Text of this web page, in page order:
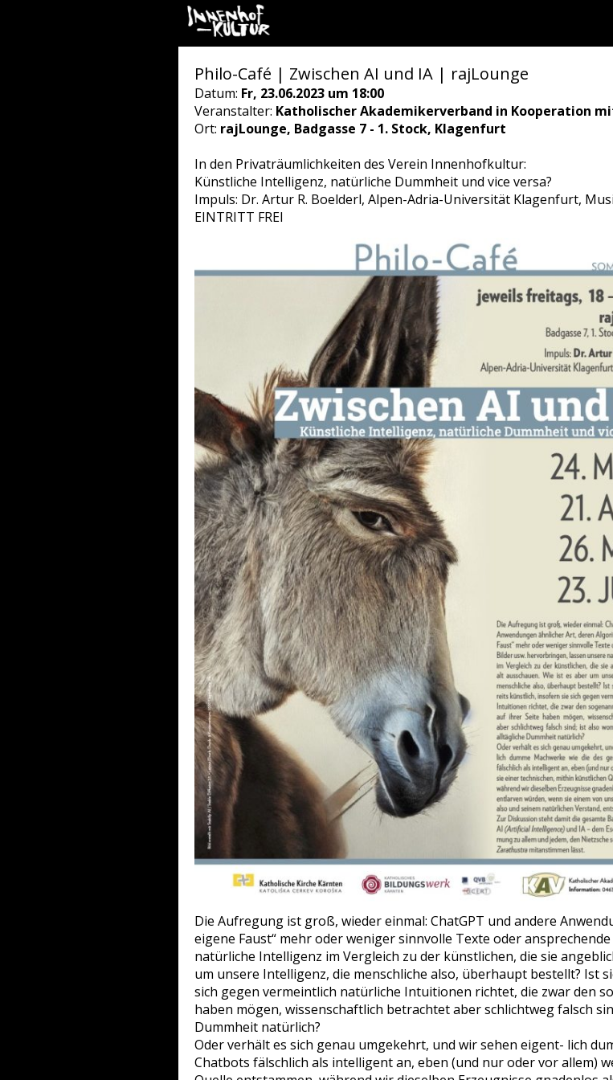
Philo-Café | Zwischen AI und IA | rajLounge
Datum: Fr, 23.06.2023 um 18:00
Veranstalter: Katholischer Akademikerverband in Kooperation
Ort: rajLounge, Badgasse 7 - 1. Stock, Klagenfurt
In den Privaträumlichkeiten des Verein Innenhofkultur:
Künstliche Intelligenz, natürliche Dummheit und vice versa?
Impuls: Dr. Artur R. Boelderl, Alpen-Adria-Universität Klagenfurt,
EINTRITT FREI
Die Aufregung ist groß, wieder einmal: ChatGPT und andere
eigene Faust“ mehr oder weniger sinnvolle Texte oder
natürliche Intelligenz im Vergleich zu der künstlichen, die sie
um unsere Intelligenz, die menschliche also, überhaupt bestellt? Ist
sich gegen vermeintlich natürliche Intuitionen richtet, die zwar den
haben mögen, wissenschaftlich betrachtet aber schlichtweg falsch
Dummheit natürlich?
Oder verhält es sich genau umgekehrt, und wir sehen eigent- lich
Chatbots fälschlich als intelligent an, eben (und nur oder vor allem)